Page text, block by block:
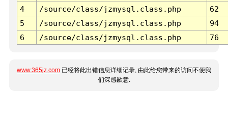
4
/source/class/jzmysql.class.php
62
5
/source/class/jzmysql.class.php
94
6
/source/class/jzmysql.class.php 76
www.365jz.com 已经将此出错信息详细记录, 由此给您带来的访问不便我
们深感歉意.